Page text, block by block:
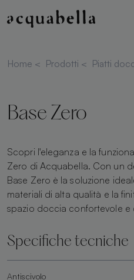
Home < Prodotti < Piatti
Base Zero
Scopri l'eleganza e la
Zero di Acquabella. Con un
Base Zero è la soluzione
materiali di alta qualità e la
spazio doccia confortevole e
Specifiche tecniche
Antiscivolo